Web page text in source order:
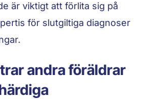
är viktigt att förlita sig på
för slutgiltiga diagnoser
andra föräldrar